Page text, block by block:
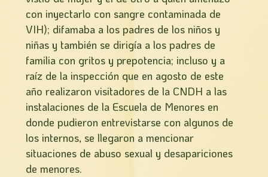
con inyectarlo con sangre contaminada de
VIH); difamaba a los padres de los niños y
niñas y también se dirigí­a a los padres de
familia con gritos y prepotencia; incluso y a
raí­z de la inspección que en agosto de este
año realizaron visitadores de la CNDH a las
instalaciones de la Escuela de Menores en
donde pudieron entrevistarse con algunos de
los internos, se llegaron a mencionar
situaciones de abuso sexual y desapariciones
de menores.